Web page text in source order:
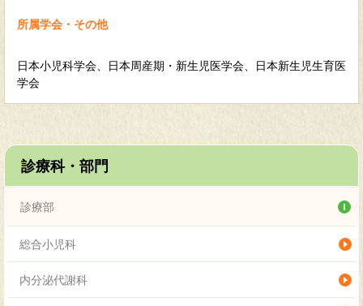
所属学会・その他
日本小児科学会、日本周産期・新生児医学会、日本新生児生育医
学会
診療科・部門
診療部
総合小児科
内分泌代謝科